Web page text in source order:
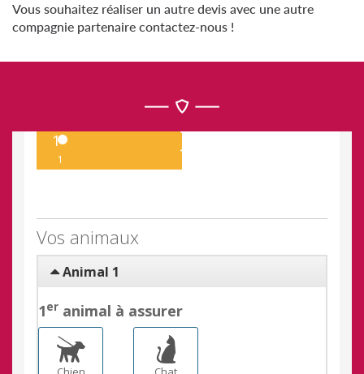
Vous souhaitez réaliser un autre devis avec une autre
compagnie partenaire contactez-nous !